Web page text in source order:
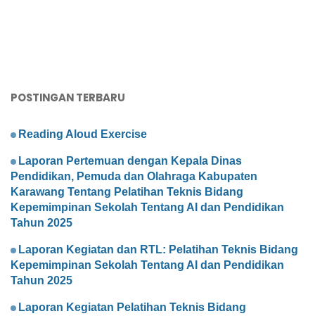
POSTINGAN TERBARU
Reading Aloud Exercise
Laporan Pertemuan dengan Kepala Dinas
Pendidikan, Pemuda dan Olahraga Kabupaten
Karawang Tentang Pelatihan Teknis Bidang
Kepemimpinan Sekolah Tentang AI dan Pendidikan
Tahun 2025
Laporan Kegiatan dan RTL: Pelatihan Teknis Bidang
Kepemimpinan Sekolah Tentang AI dan Pendidikan
Tahun 2025
Laporan Kegiatan Pelatihan Teknis Bidang